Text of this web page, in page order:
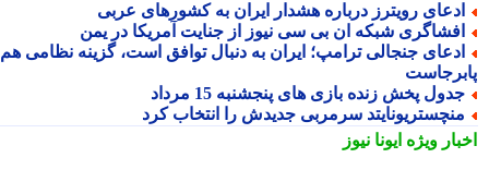
رویترز درباره هشدار ایران به کشورهای عربی
شبکه ان بی سی نیوز از جنایت آمریکا در یمن
جنجالی ترامپ؛ ایران به دنبال توافق است، گزینه نظامی هم
پخش زنده بازی های پنجشنبه 15 مرداد
سرمربی جدیدش را انتخاب کرد
ویژهایونا نیوز